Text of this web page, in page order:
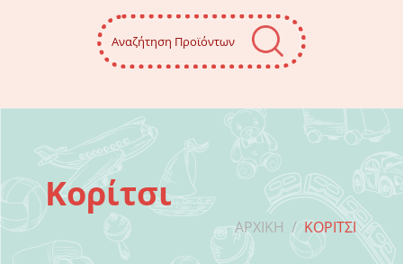
Κορίτσι
ΑΡΧΙΚΉ / ΚΟΡΊΤΣΙ